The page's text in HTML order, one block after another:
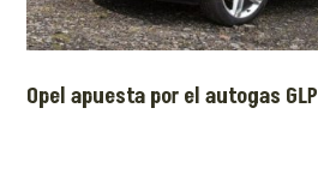
Opel apuesta por el autogas GLP